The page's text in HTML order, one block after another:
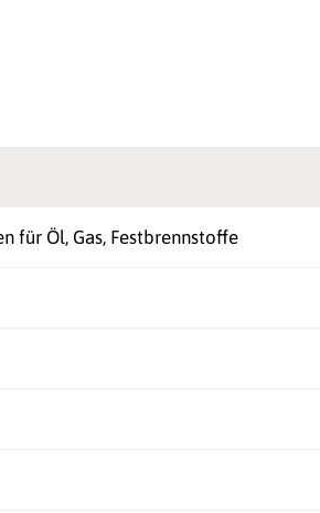
für Öl, Gas, Festbrennstoffe